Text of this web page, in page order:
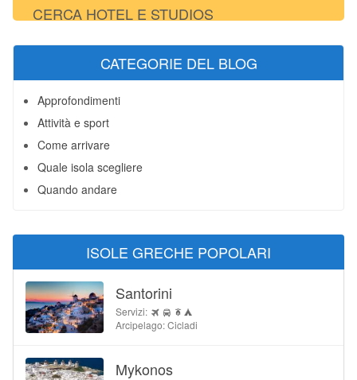
CERCA HOTEL E STUDIOS
CATEGORIE DEL BLOG
Approfondimenti
Attività e sport
Come arrivare
Quale isola scegliere
Quando andare
ISOLE GRECHE POPOLARI
Santorini
Servizi:
Arcipelago: Cicladi
Mykonos